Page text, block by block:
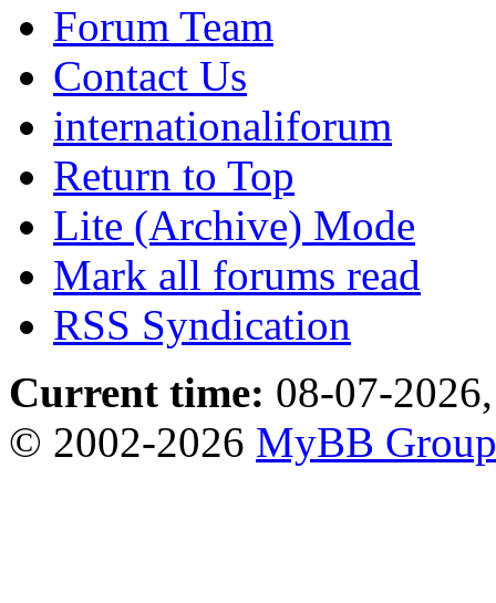
Forum Team
Contact Us
internationaliforum
Return to Top
Lite (Archive) Mode
Mark all forums read
RSS Syndication
Current time: 08-07-
© 2002-2026 MyBB Group